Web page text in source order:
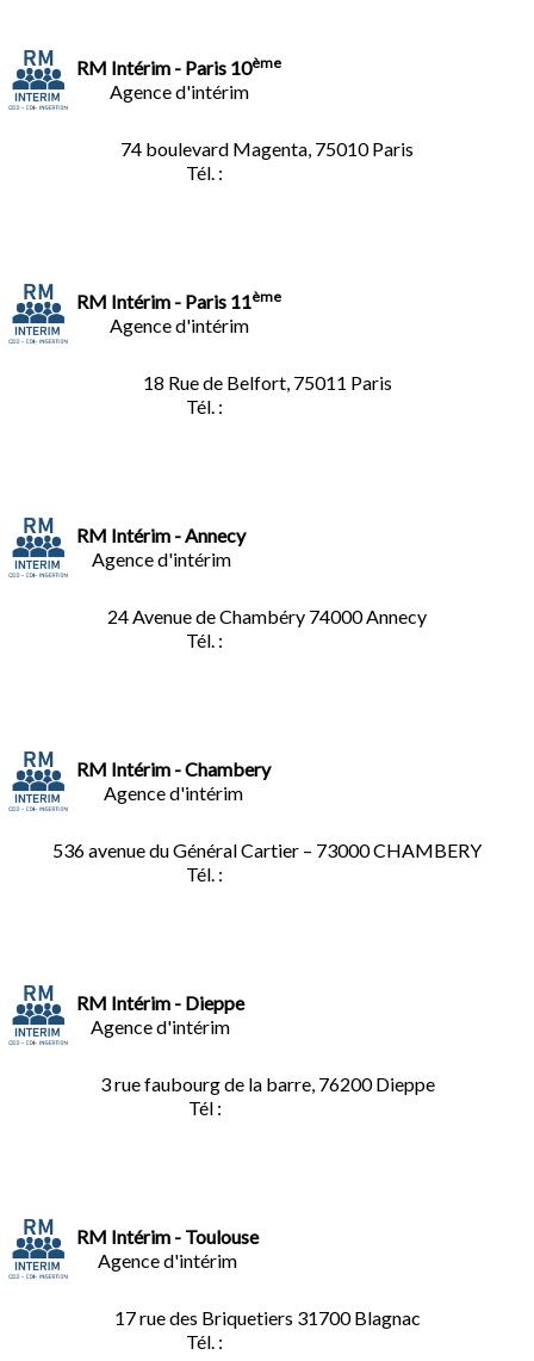
RM Intérim - Paris 10ème
Agence d'intérim
74 boulevard Magenta, 75010 Paris
Tél. :
RM Intérim - Paris 11ème
Agence d'intérim
18 Rue de Belfort, 75011 Paris
Tél. :
RM Intérim - Annecy
Agence d'intérim
24 Avenue de Chambéry 74000 Annecy
Tél. :
RM Intérim - Chambery
Agence d'intérim
536 avenue du Général Cartier – 73000 CHAMBERY
Tél. :
RM Intérim - Dieppe
Agence d'intérim
3 rue faubourg de la barre, 76200 Dieppe
Tél :
RM Intérim - Toulouse
Agence d'intérim
17 rue des Briquetiers 31700 Blagnac
Tél. :